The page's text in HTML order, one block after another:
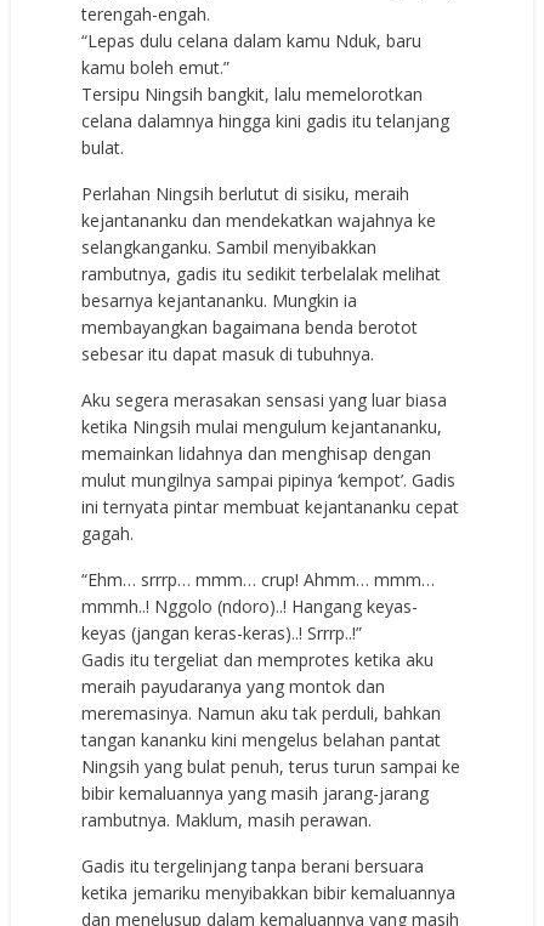
terengah-engah.
“Lepas dulu celana dalam kamu Nduk, baru
kamu boleh emut.”
Tersipu Ningsih bangkit, lalu memelorotkan
celana dalamnya hingga kini gadis itu telanjang
bulat.
Perlahan Ningsih berlutut di sisiku, meraih
kejantananku dan mendekatkan wajahnya ke
selangkanganku. Sambil menyibakkan
rambutnya, gadis itu sedikit terbelalak melihat
besarnya kejantananku. Mungkin ia
membayangkan bagaimana benda berotot
sebesar itu dapat masuk di tubuhnya.
Aku segera merasakan sensasi yang luar biasa
ketika Ningsih mulai mengulum kejantananku,
memainkan lidahnya dan menghisap dengan
mulut mungilnya sampai pipinya ‘kempot’. Gadis
ini ternyata pintar membuat kejantananku cepat
gagah.
“Ehm… srrrp… mmm… crup! Ahmm… mmm…
mmmh..! Nggolo (ndoro)..! Hangang keyas-
keyas (jangan keras-keras)..! Srrrp..!”
Gadis itu tergeliat dan memprotes ketika aku
meraih payudaranya yang montok dan
meremasinya. Namun aku tak perduli, bahkan
tangan kananku kini mengelus belahan pantat
Ningsih yang bulat penuh, terus turun sampai ke
bibir kemaluannya yang masih jarang-jarang
rambutnya. Maklum, masih perawan.
Gadis itu tergelinjang tanpa berani bersuara
ketika jemariku menyibakkan bibir kemaluannya
dan menelusup dalam kemaluannya yang masih